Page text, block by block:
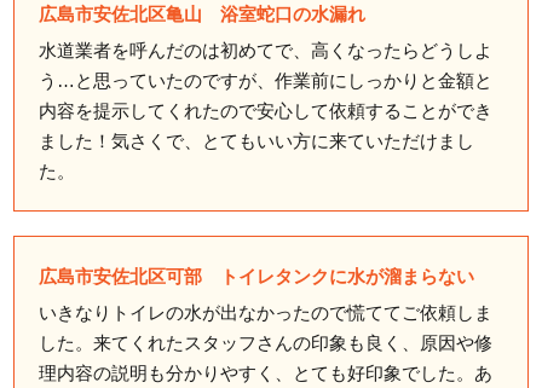
広島市安佐北区亀山 浴室蛇口の水漏れ
水道業者を呼んだのは初めてで、高くなったらどうしよ
う…と思っていたのですが、作業前にしっかりと金額と
内容を提示してくれたので安心して依頼することができ
ました！気さくで、とてもいい方に来ていただけまし
た。
広島市安佐北区可部 トイレタンクに水が溜まらない
いきなりトイレの水が出なかったので慌ててご依頼しま
した。来てくれたスタッフさんの印象も良く、原因や修
理内容の説明も分かりやすく、とても好印象でした。あ